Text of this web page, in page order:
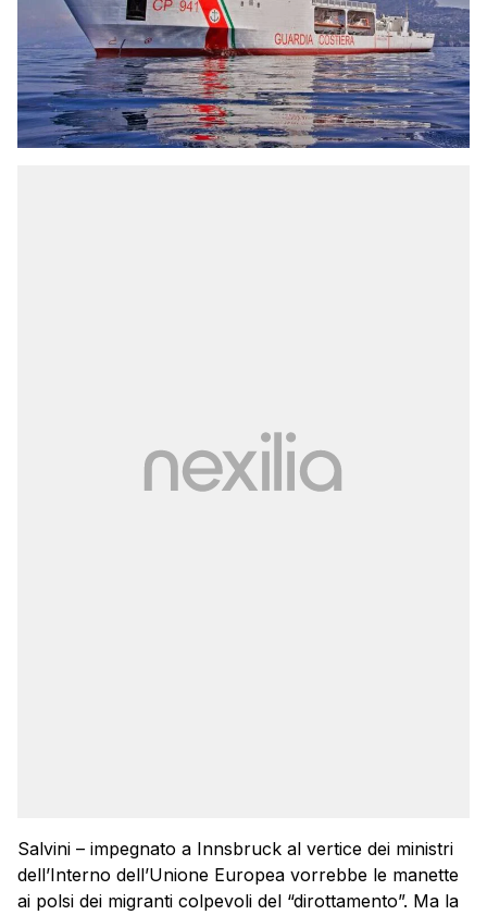
Salvini – impegnato a Innsbruck al vertice dei ministri
dell’Interno dell’Unione Europea vorrebbe le manette
ai polsi dei migranti colpevoli del “dirottamento”. Ma la